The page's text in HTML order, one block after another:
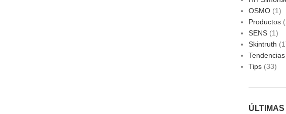
OSMO(1)
Productos
SENS(1)
Skintruth
Tendencias
Tips(33)